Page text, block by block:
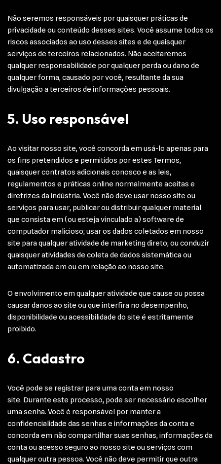
Não seremos responsáveis por quaisquer práticas de
privacidade ou conteúdo desses sites. Você assume todos os
riscos associados ao uso desses sites e de quaisquer
serviços de terceiros relacionados. Não aceitaremos
qualquer responsabilidade por qualquer perda ou dano de
qualquer forma, causado por você, resultante da sua
divulgação a terceiros de informações pessoais.
5. Uso responsável
Ao visitar nosso site, você concorda em usá-lo apenas para
os fins pretendidos e permitidos por estes Termos,
quaisquer contratos adicionais conosco e as leis,
regulamentos e práticas online normalmente aceitas e
diretrizes da indústria. Você não deve usar nosso site ou
serviços para usar, publicar ou distribuir qualquer material
que consista em (ou esteja vinculado a) software de
computador malicioso; usar os dados coletados em nosso
site para qualquer atividade de marketing direto; ou conduzir
quaisquer atividades de coleta de dados sistemática ou
automatizada em ou em relação ao nosso site.
O envolvimento em qualquer atividade que cause ou possa
causar danos ao site ou que interfira no desempenho,
disponibilidade ou acessibilidade do site é estritamente
proibido.
6. Cadastro
Você pode se registrar para uma conta em nosso
site. Durante este processo, pode ser necessário escolher
uma senha. Você é responsável por manter a
confidencialidade das senhas e informações da conta e
concorda em não compartilhar suas senhas, informações da
conta ou acesso seguro ao nosso site ou serviços com
qualquer outra pessoa. Você não deve permitir que outra